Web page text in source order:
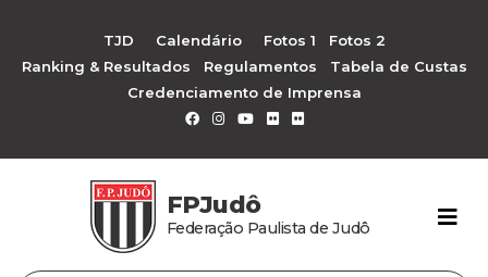
TJD Calendário Fotos 1
Fotos 2
Ranking & Resultados
Regulamentos
Tabela de Custas
Credenciamento de Imprensa
FPJudô
Federação Paulista de Judô